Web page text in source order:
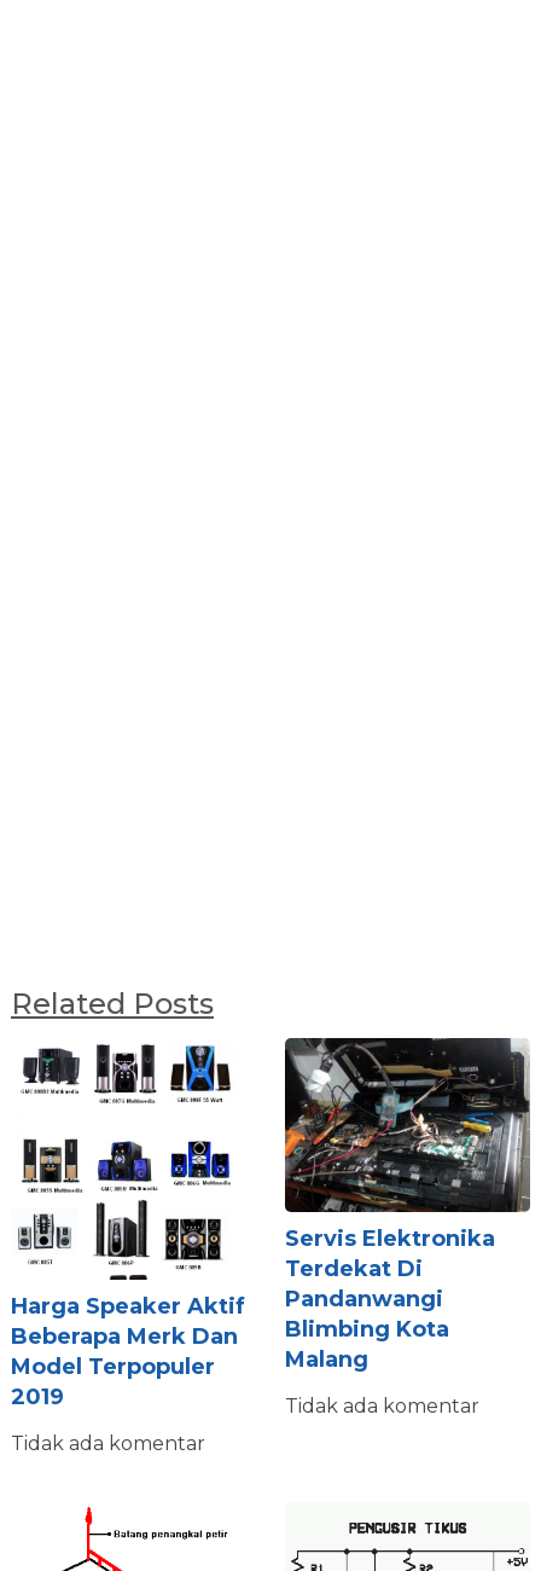
Related Posts
Harga Speaker Aktif
Beberapa Merk Dan
Model Terpopuler
2019
Tidak ada komentar
Servis Elektronika
Terdekat Di
Pandanwangi
Blimbing Kota
Malang
Tidak ada komentar